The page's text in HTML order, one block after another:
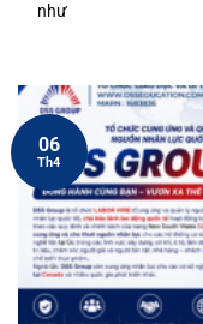
như
06
Th4